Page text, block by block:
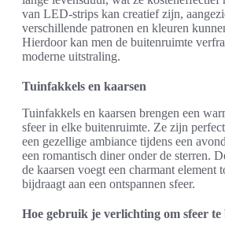
van LED-strips kan creatief zijn,
verschillende patronen en kleuren
Hierdoor kan men de buitenruimte
moderne uitstraling.
Tuinfakkels en kaarsen
Tuinfakkels en kaarsen brengen een
sfeer in elke buitenruimte. Ze zijn
een gezellige ambiance tijdens een
een romantisch diner onder de sterren.
de kaarsen voegt een charmant element
bijdraagt aan een ontspannen sfeer.
Hoe gebruik je verlichting om sfeer te